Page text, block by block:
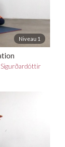
Niveau 1